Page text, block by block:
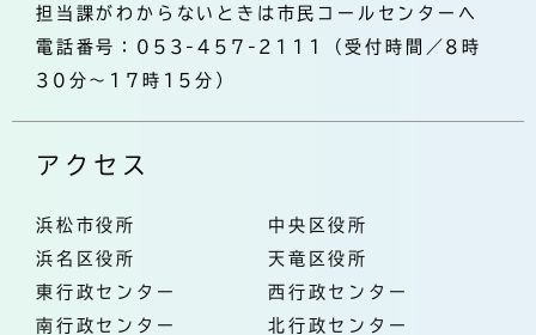
担当課がわからないときは市民コールセンターへ
電話番号：053-457-2111（受付時間／8時
30分～17時15分）
アクセス
浜松市役所
中央区役所
浜名区役所
天竜区役所
東行政センター
西行政センター
南行政センター
北行政センター